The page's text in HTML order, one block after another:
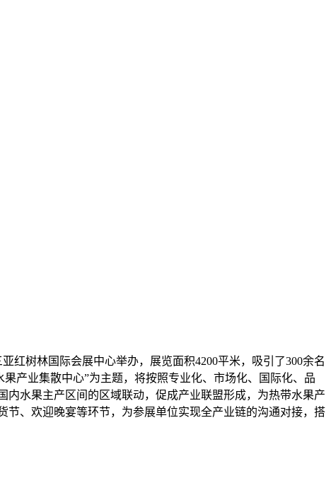
红树林国际会展中心举办，展览面积4200平米，吸引了300余名
产业集散中心”为主题，将按照专业化、市场化、国际化、品
水果主产区间的区域联动，促成产业联盟形成，为热带水果产
、欢迎晚宴等环节，为参展单位实现全产业链的沟通对接，搭